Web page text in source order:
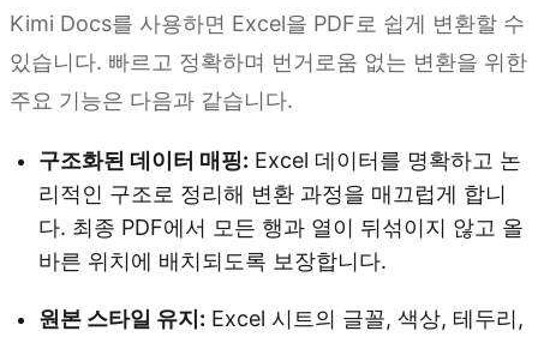
Kimi Docs를 사용하면 Excel을 PDF로 쉽게 변환할 수
있습니다. 빠르고 정확하며 번거로움 없는 변환을 위한
주요 기능은 다음과 같습니다.
구조화된 데이터 매핑: Excel 데이터를 명확하고 논
리적인 구조로 정리해 변환 과정을 매끄럽게 합니
다. 최종 PDF에서 모든 행과 열이 뒤섞이지 않고 올
바른 위치에 배치되도록 보장합니다.
원본 스타일 유지: Excel 시트의 글꼴, 색상, 테두리,